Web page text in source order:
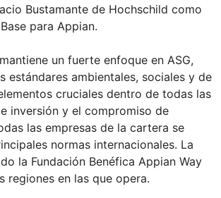
Bustamante de Hochschild como
para Appian.
un fuerte enfoque en ASG,
estándares ambientales, sociales y de
cruciales dentro de todas las
inversión y el compromiso de
las empresas de la cartera se
normas internacionales. La
la Fundación Benéfica Appian Way
regiones en las que opera.